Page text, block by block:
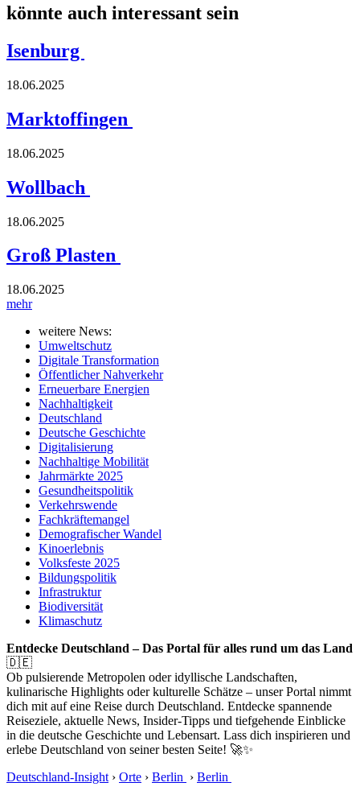
könnte auch interessant sein
Isenburg
18.06.2025
Marktoffingen
18.06.2025
Wollbach
18.06.2025
Groß Plasten
18.06.2025
mehr
weitere News:
Umweltschutz
Digitale Transformation
Öffentlicher Nahverkehr
Erneuerbare Energien
Nachhaltigkeit
Deutschland
Deutsche Geschichte
Digitalisierung
Nachhaltige Mobilität
Jahrmärkte 2025
Gesundheitspolitik
Verkehrswende
Fachkräftemangel
Demografischer Wandel
Kinoerlebnis
Volksfeste 2025
Bildungspolitik
Infrastruktur
Biodiversität
Klimaschutz
Entdecke Deutschland – Das Portal für alles rund um das Land
🇩🇪
Ob pulsierende Metropolen oder idyllische Landschaften,
kulinarische Highlights oder kulturelle Schätze – unser Portal nimmt
dich mit auf eine Reise durch Deutschland. Entdecke spannende
Reiseziele, aktuelle News, Insider-Tipps und tiefgehende Einblicke
in die deutsche Geschichte und Lebensart. Lass dich inspirieren und
erlebe Deutschland von seiner besten Seite! 🚀✨
Deutschland-Insight › Orte › Berlin › Berlin